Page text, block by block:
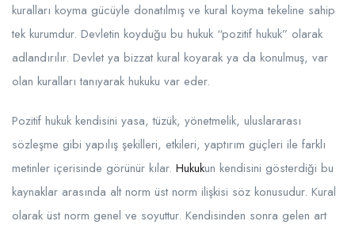
kuralları koyma gücüyle donatılmış ve kural koyma tekeline sahip
tek kurumdur. Devletin koyduğu bu hukuk “pozitif hukuk” olarak
adlandırılır. Devlet ya bizzat kural koyarak ya da konulmuş, var
olan kuralları tanıyarak hukuku var eder.
Pozitif hukuk kendisini yasa, tüzük, yönetmelik, uluslararası
sözleşme gibi yapılış şekilleri, etkileri, yaptırım güçleri ile farklı
metinler içerisinde görünür kılar. Hukukun kendisini gösterdiği bu
kaynaklar arasında alt norm üst norm ilişkisi söz konusudur. Kural
olarak üst norm genel ve soyuttur. Kendisinden sonra gelen art